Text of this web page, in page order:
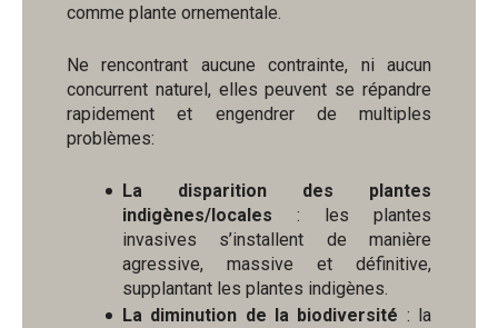
comme plante ornementale.
Ne rencontrant aucune contrainte, ni aucun
concurrent naturel, elles peuvent se répandre
rapidement et engendrer de multiples
problèmes:
La disparition des plantes
indigènes/locales : les plantes
invasives s’installent de manière
agressive, massive et définitive,
supplantant les plantes indigènes.
La diminution de la biodiversité : la